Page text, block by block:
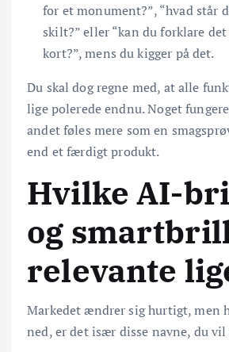
for et monument?”, “hvad står
skilt?” eller “kan du forklare
kort?”, mens du kigger på det.
Du skal dog regne med, at alle
lige polerede endnu. Noget
andet føles mere som en
end et færdigt produkt.
Hvilke AI-
og
relevante
Markedet ændrer sig hurtigt, men
ned, er det især disse navne, du vil